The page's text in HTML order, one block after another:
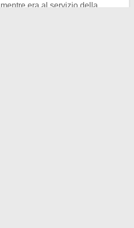
, mentre era al servizio della